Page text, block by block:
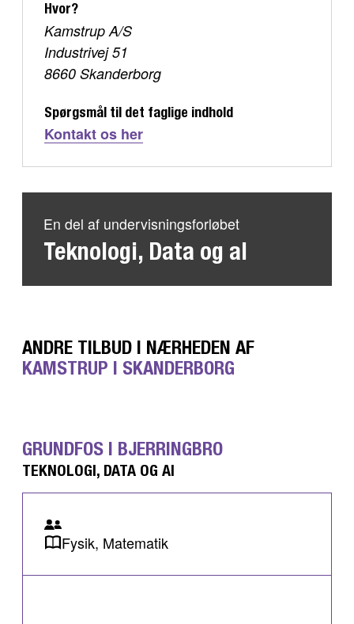
Hvor?
Kamstrup A/S
Industrivej 51
8660 Skanderborg
Spørgsmål til det faglige indhold
Kontakt os her
En del af undervisningsforløbet
Teknologi, Data og aI
ANDRE TILBUD I NÆRHEDEN AF
KAMSTRUP I SKANDERBORG
GRUNDFOS I BJERRINGBRO
TEKNOLOGI, DATA OG AI
Fysik, Matematik